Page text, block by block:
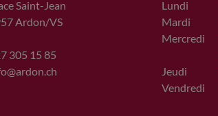
Saint-Jean
Ardon/VS
305 15 85
Lundi
Mardi
Mercredi
Jeudi
Vendredi